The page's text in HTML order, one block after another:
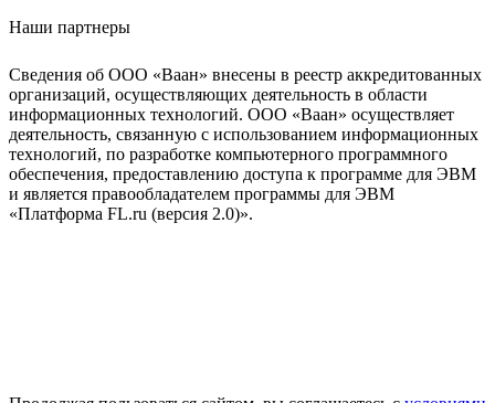
Наши партнеры
Сведения об ООО «Ваан» внесены в реестр аккредитованных
организаций, осуществляющих деятельность в области
информационных технологий. ООО «Ваан» осуществляет
деятельность, связанную с использованием информационных
технологий, по разработке компьютерного программного
обеспечения, предоставлению доступа к программе для ЭВМ
и является правообладателем программы для ЭВМ
«Платформа FL.ru (версия 2.0)».